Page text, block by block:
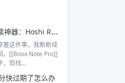
日语沉浸式阅读神器：Hoshi Reader Android 与 Chimahon
著这件事，我断断续
。[[Boox Note Pro]]
，但找...
快过期了怎么办